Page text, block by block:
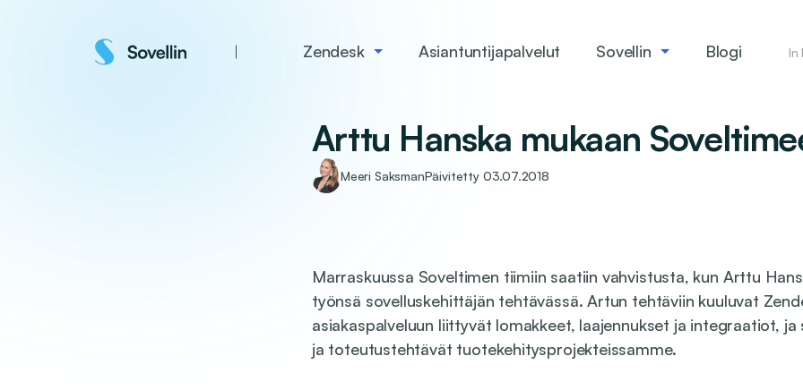
Zendesk
Asiantuntijapalvelut Sovellin Blogi In
Arttu Hanska mukaan
Meeri SaksmanPäivitetty 03.07.2018
Marraskuussa Soveltimen tiimiin saatiin vahvistusta, kun Arttu
työnsä sovelluskehittäjän tehtävässä. Artun tehtäviin kuuluvat
asiakaspalveluun liittyvät lomakkeet, laajennukset ja integraatiot, ja
ja toteutustehtävät tuotekehitysprojekteissamme.